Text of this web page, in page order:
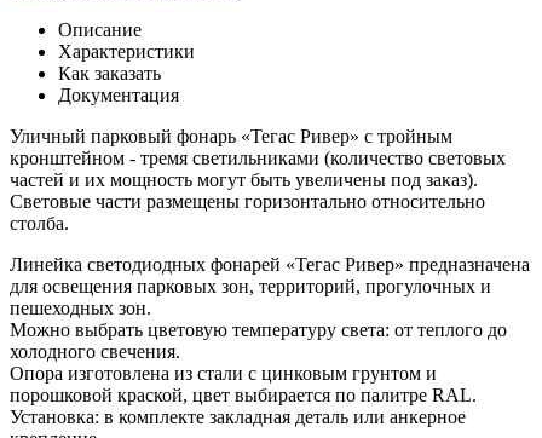
Описание
Характеристики
Как заказать
Документация
Уличный парковый фонарь «Тегас Ривер» с тройным
кронштейном - тремя светильниками (количество световых
частей и их мощность могут быть увеличены под заказ).
Световые части размещены горизонтально относительно
столба.
Линейка светодиодных фонарей «Тегас Ривер» предназначена
для освещения парковых зон, территорий, прогулочных и
пешеходных зон.
Можно выбрать цветовую температуру света: от теплого до
холодного свечения.
Опора изготовлена из стали с цинковым грунтом и
порошковой краской, цвет выбирается по палитре RAL.
Установка: в комплекте закладная деталь или анкерное